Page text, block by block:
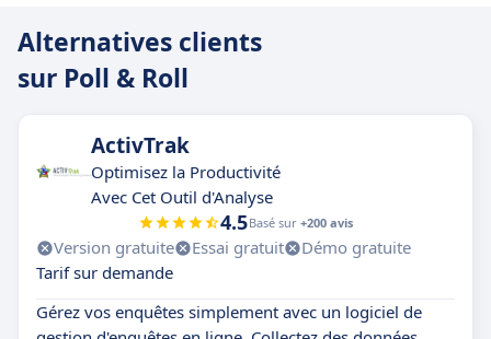
Alternatives clients
sur Poll & Roll
ActivTrak
Optimisez la Productivité
Avec Cet Outil d'Analyse
4.5Basé sur +200 avis
Version gratuite Essai gratuit
Démo gratuite
Tarif sur demande
Gérez vos enquêtes simplement avec un logiciel de